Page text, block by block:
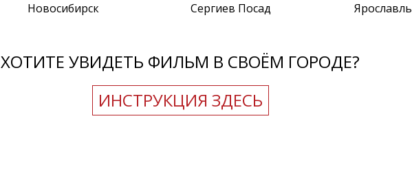
Новосибирск
Сергиев Посад
Ярославль
ХОТИТЕ УВИДЕТЬ ФИЛЬМ В СВОЁМ ГОРОДЕ?
ИНСТРУКЦИЯ ЗДЕСЬ